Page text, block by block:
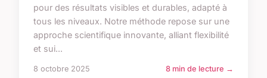
pour des résultats visibles et durables, adapté à
tous les niveaux. Notre méthode repose sur une
approche scientifique innovante, alliant flexibilité
et sui...
8 octobre 2025 8 min de lecture →